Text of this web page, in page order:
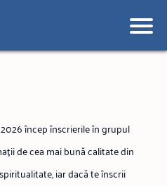
încep înscrierile în grupul
de cea mai bună calitate din
iar dacă te înscrii